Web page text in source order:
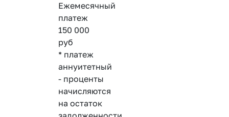
Ежемесячный
платеж
150 000
руб
* платеж
аннуитетный
- проценты
начисляются
на остаток